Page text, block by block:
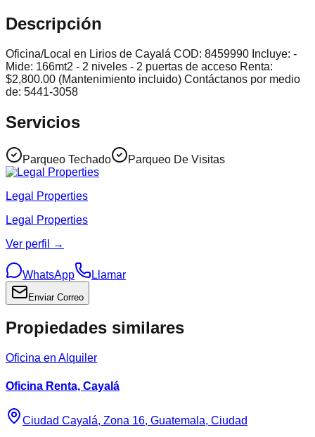
Descripción
Oficina/Local en Lirios de Cayalá COD: 8459990 Incluye: -
Mide: 166mt2 - 2 niveles - 2 puertas de acceso Renta:
$2,800.00 (Mantenimiento incluido) Contáctanos por medio
de: 5441-3058
Servicios
Parqueo Techado Parqueo De Visitas
Legal Properties
Legal Properties
Ver perfil →
WhatsApp Llamar
Enviar Correo
Propiedades similares
Oficina en Alquiler
Oficina Renta, Cayalá
Ciudad Cayalá, Zona 16, Guatemala, Ciudad